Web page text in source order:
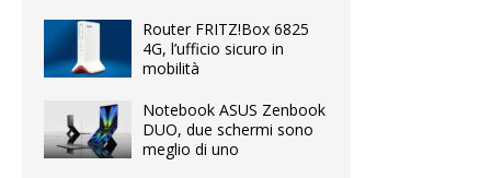
Router FRITZ!Box 6825
4G, l’ufficio sicuro in
mobilità
Notebook ASUS Zenbook
DUO, due schermi sono
meglio di uno